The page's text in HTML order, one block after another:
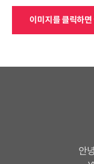
이미지를 클릭하
안